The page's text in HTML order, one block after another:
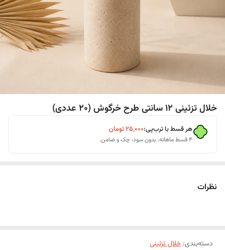
خلال تزئینی ۱۲ سانتی طرح خرگوش (۲۰ عددی)
هر قسط با ترب‌پی:۲۵٬۰۰۰تومان
۴ قسط ماهانه. بدون سود، چک و ضامن.
نظرات
دسته‌بندی: خلال تزئینی